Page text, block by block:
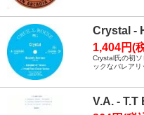
Crystal -
1,404円(
Crystal氏の初
ックなバレアリ
V.A. - T.T